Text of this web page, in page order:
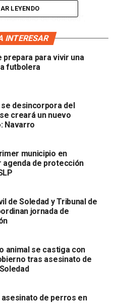
causas de
de Soledad”,
se encuentran las
el uso del teléfono celular
de hechos de tránsitos
va del año a través del
han atendido 15 hechos
0 muertos.
son
Carretera a
a Ríoverde; de ahí
de implementar el
“Carrusel”.
LEYENDO
INTERESAR
prepara para vivir una
futbolera
se desincorpora del
creará un nuevo
Navarro
municipio en
agenda de protección
de Soledad y Tribunal de
jornada de
animal se castiga con
tras asesinato de
asesinato de perros en